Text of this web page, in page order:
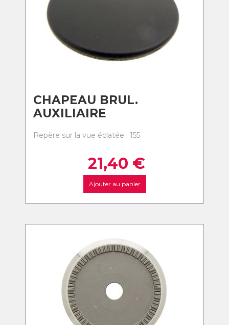
CHAPEAU BRUL.
AUXILIAIRE
Repère sur la vue éclatée : 155
21,40 €
Ajouter au panier